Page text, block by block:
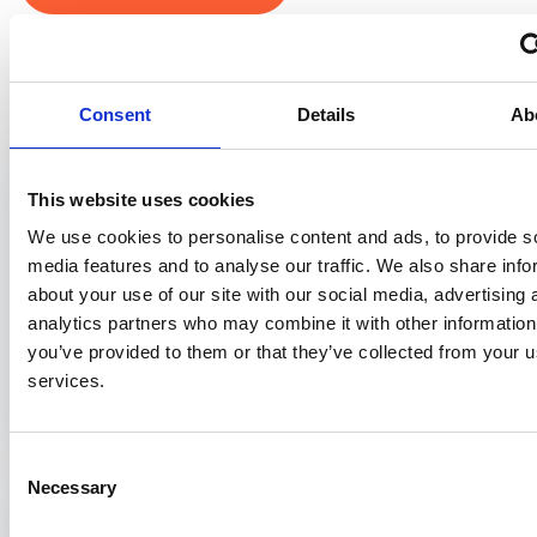
Consent Details
This website uses cookies
We use cookies to personalise content and ads, to provide
media features and to analyse our traffic. We also share
about your use of our site with our social media, advertising
analytics partners who may combine it with other
you’ve provided to them or that they’ve collected from your
services.
Selection
Necessary
Bekijk ook
groep?
Ryan Abdoelkarim - OH206
Onderzoek middels vragenlijsten onder Combat Mediateams naar de
belastende en beschermende factoren voor de gezondheid.
Samenvatting Doel: Combat mediateams (CMT)...
Wetenschappelijke publicatie